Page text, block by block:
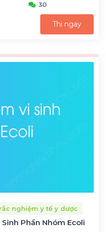
30
Thi ngay
nghiệm y tế y dược
Phần Nhóm Ecoli